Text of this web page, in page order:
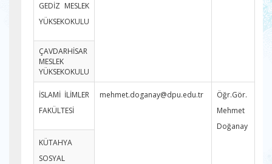
GEDİZ MESLEK
YÜKSEKOKULU
ÇAVDARHİSAR
MESLEK
YÜKSEKOKULU
İSLAMİ İLİMLER
FAKÜLTESİ
mehmet.doganay@dpu.edu.tr
Öğr.Gör.
Mehmet
Doğanay
KÜTAHYA
SOSYAL